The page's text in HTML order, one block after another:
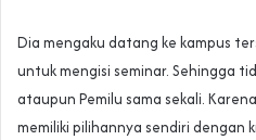
Dia mengaku datang ke kampus
untuk mengisi seminar. Sehingga
ataupun Pemilu sama sekali.
memiliki pilihannya sendiri dengan